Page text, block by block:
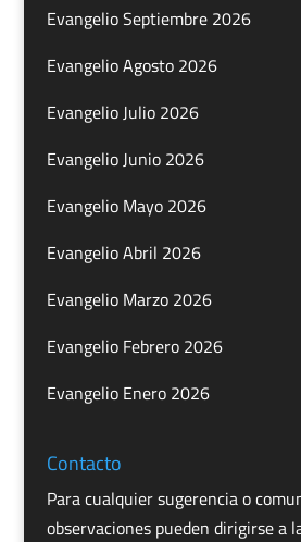
Evangelio Septiembre 2026
Evangelio Agosto 2026
Evangelio Julio 2026
Evangelio Junio 2026
Evangelio Mayo 2026
Evangelio Abril 2026
Evangelio Marzo 2026
Evangelio Febrero 2026
Evangelio Enero 2026
Contacto
Para cualquier sugerencia o
observaciones pueden dirigirse a